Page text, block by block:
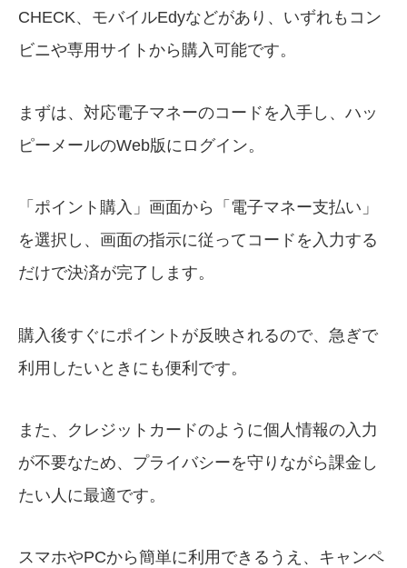
CHECK、モバイルEdyなどがあり、いずれもコン
ビニや専用サイトから購入可能です。
まずは、対応電子マネーのコードを入手し、ハッ
ピーメールのWeb版にログイン。
「ポイント購入」画面から「電子マネー支払い」
を選択し、画面の指示に従ってコードを入力する
だけで決済が完了します。
購入後すぐにポイントが反映されるので、急ぎで
利用したいときにも便利です。
また、クレジットカードのように個人情報の入力
が不要なため、プライバシーを守りながら課金し
たい人に最適です。
スマホやPCから簡単に利用できるうえ、キャンペ